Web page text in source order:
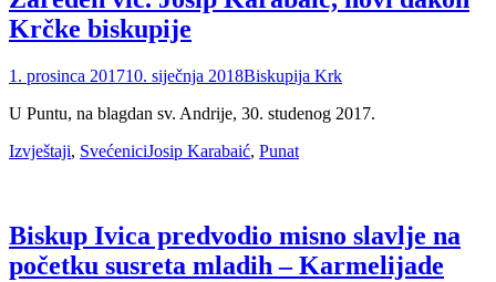
Krčke biskupije
Posted
1. prosinca 201710. siječnja 2018Author
Biskupija Krk
U Puntu, na blagdan sv. Andrije, 30. studenog 2017.
Categories
Izvještaji, SvećeniciTags
Josip Karabaić, Punat
Biskup Ivica predvodio misno slavlje na
početku susreta mladih – Karmelijade